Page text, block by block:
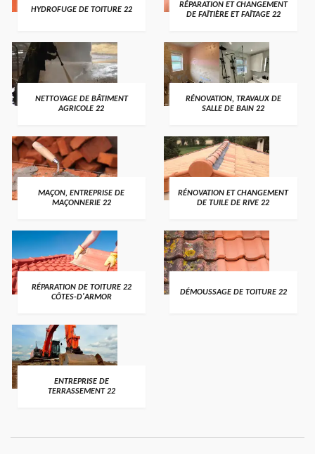
HYDROFUGE DE TOITURE 22
RÉPARATION ET CHANGEMENT
DE FAÎTIÈRE ET FAÎTAGE 22
NETTOYAGE DE BÂTIMENT
AGRICOLE 22
RÉNOVATION, TRAVAUX DE
SALLE DE BAIN 22
MAÇON, ENTREPRISE DE
MAÇONNERIE 22
RÉNOVATION ET CHANGEMENT
DE TUILE DE RIVE 22
RÉPARATION DE TOITURE 22
CÔTES-D'ARMOR
DÉMOUSSAGE DE TOITURE 22
ENTREPRISE DE
TERRASSEMENT 22